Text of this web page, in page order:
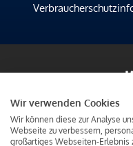
Wir verwenden Cookies
Wir können diese zur Analyse
Webseite zu verbessern,
großartiges Webseiten-Erlebnis